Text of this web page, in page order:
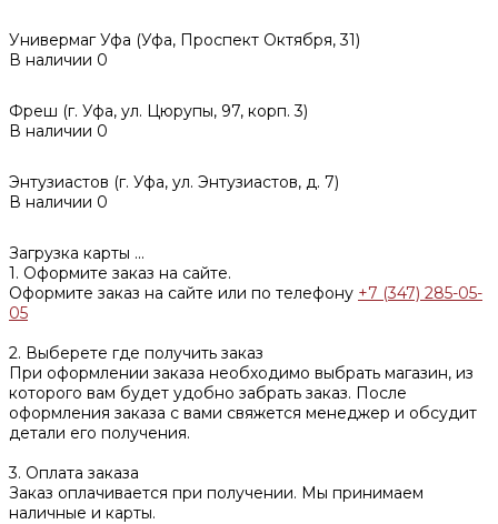
Универмаг Уфа (Уфа, Проспект Октября, 31)
В наличии 0
Фреш (г‌. Уфа, ул. Цюрупы, 97, корп. 3)
В наличии 0
Энтузиастов (г. Уфа, ул. Энтузиастов, д. 7)
В наличии 0
Загрузка карты ...
1. Оформите заказ на сайте.
Оформите заказ на сайте или по телефону +7 (347) 285-05-
05
2. Выберете где получить заказ
При оформлении заказа необходимо выбрать магазин, из
которого вам будет удобно забрать заказ. После
оформления заказа с вами свяжется менеджер и обсудит
детали его получения.
3. Оплата заказа
Заказ оплачивается при получении. Мы принимаем
наличные и карты.